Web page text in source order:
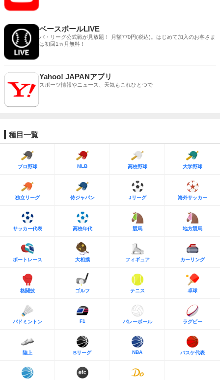
ベースボールLIVE
パ・リーグ公式戦が見放題！ 月額770円(税込)。はじめて加入のお客さま
は初回1ヵ月無料！
Yahoo! JAPANアプリ
スポーツ情報やニュース、天気もこれひとつで
種目一覧
プロ野球 MLB 高校野球 大学野球
独立リーグ 侍ジャパン Jリーグ 海外サッカー
サッカー代表 高校年代 競馬 地方競馬
ボートレース 大相撲 フィギュア カーリング
格闘技 ゴルフ テニス 卓球
バドミントン F1 バレーボール ラグビー
陸上 Bリーグ NBA バスケ代表